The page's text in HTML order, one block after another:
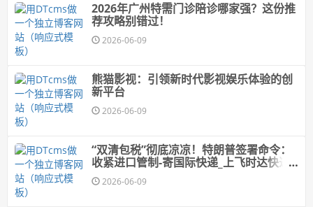
2026年广州特需门诊陪诊哪家强？这份推
荐攻略别错过！
2026-06-09
熊猫影视：引领新时代影视娱乐体验的创
新平台
2026-06-09
“双清包税”彻底凉凉！特朗普签署命令：
收紧进口管制-寄国际快递_上飞时达快递
官网2026-06-09